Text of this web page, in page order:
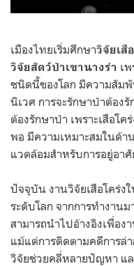
เมืองไทยเริ่มศึกษาวิจัยเสื
วิจัยสัตว์ป่าเขานางรำ เ
ชนิดนี้ของโลก มีความสัม
นิเวศ การจะรักษาป่าต้องรั
ต้องรักษาป่า เพราะเสือโ
พอ มีความเหมาะสมในด้า
แวดล้อมสำหรับการอยู่อาศั
ปัจจุบัน งานวิจัยเสือโคร่ง
ระดับโลก จากการทำงาน
สามารถนำไปอ้างอิงเพื่อ
แม้แต่การติดตามคดีการล่
วิจัยช่วยคลี่หลายปัญหา แ